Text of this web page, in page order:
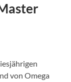
von Omega